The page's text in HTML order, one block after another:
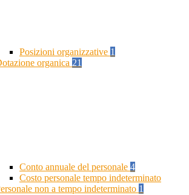
Posizioni organizzative 1
organica 21
Conto annuale del personale 4
Costo personale tempo indeterminato
non a tempo indeterminato 1